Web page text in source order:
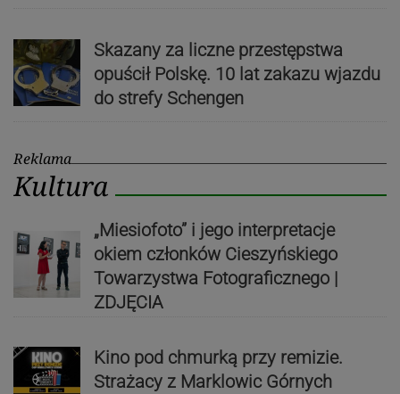
Skazany za liczne przestępstwa
opuścił Polskę. 10 lat zakazu wjazdu
do strefy Schengen
Reklama
Kultura
„Miesiofoto” i jego interpretacje
okiem członków Cieszyńskiego
Towarzystwa Fotograficznego |
ZDJĘCIA
Kino pod chmurką przy remizie.
Strażacy z Marklowic Górnych